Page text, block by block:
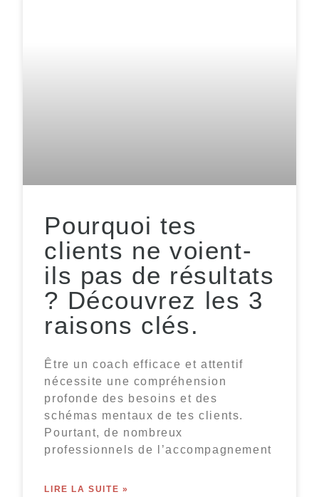
Pourquoi tes
clients ne voient-
ils pas de résultats
? Découvrez les 3
raisons clés.
Être un coach efficace et attentif
nécessite une compréhension
profonde des besoins et des
schémas mentaux de tes clients.
Pourtant, de nombreux
professionnels de l’accompagnement
LIRE LA SUITE »